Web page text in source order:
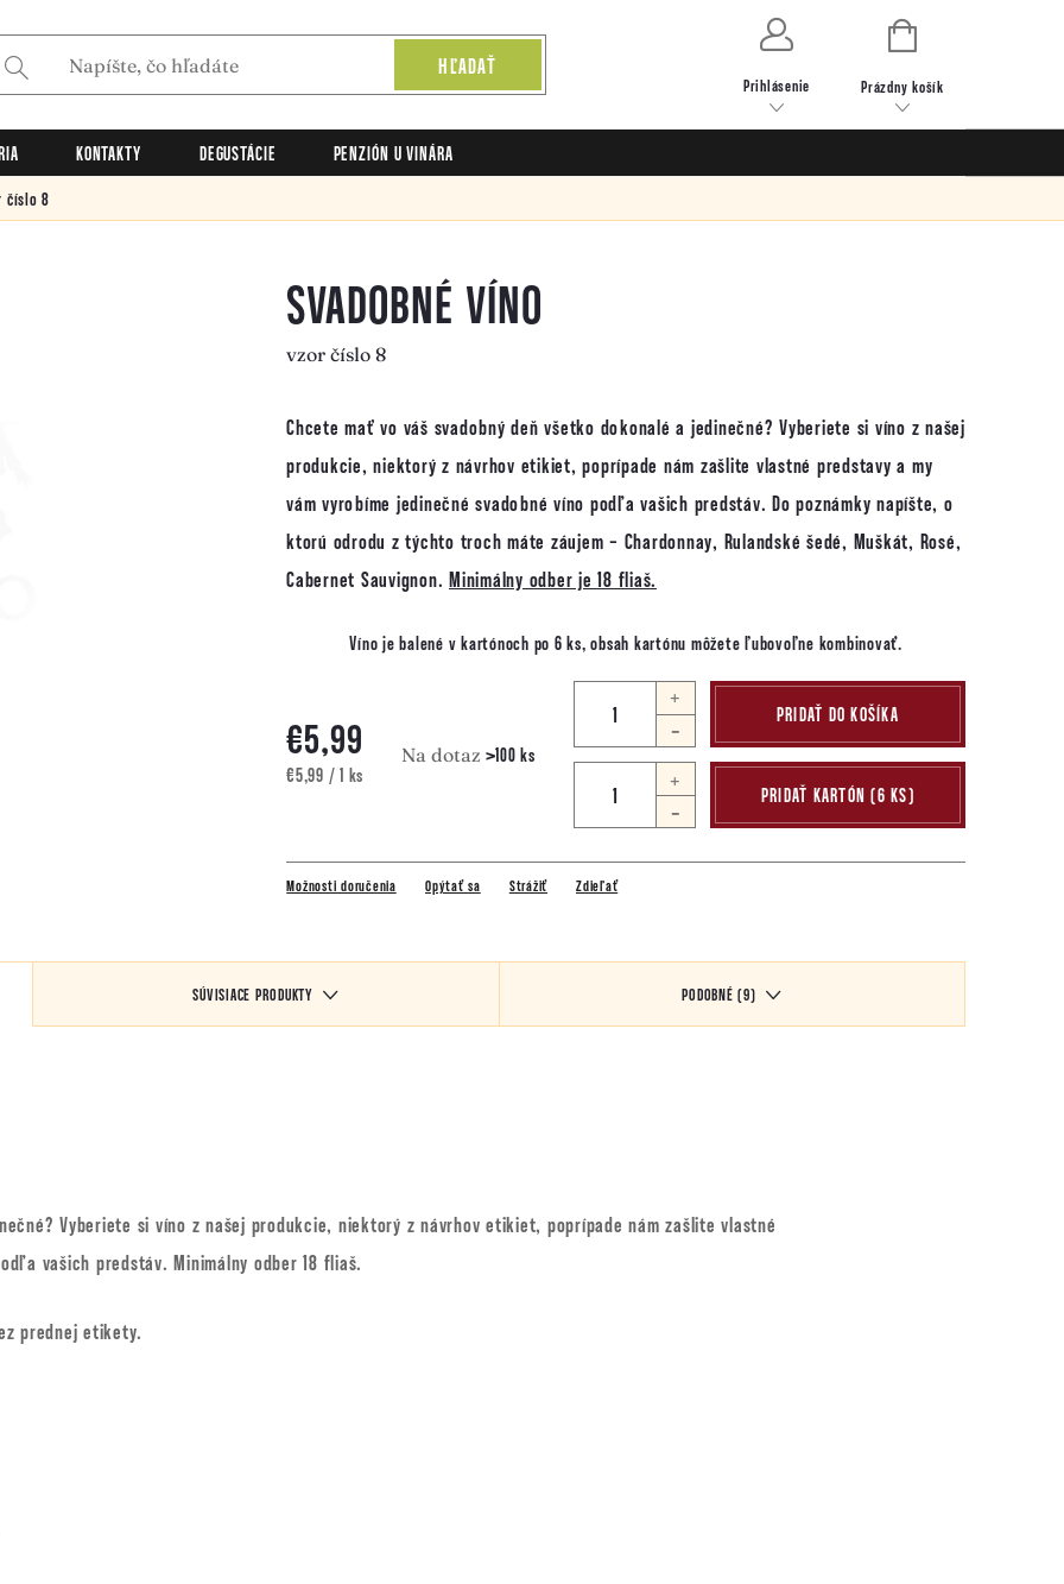
HĽADAŤ
Prihlásenie
NÁKUPNÝ
Prázdny košík
KONTAKTY DEGUSTÁCIE PENZIÓN U VINÁRA
číslo 8
SVADOBNÉ VÍNO
vzor číslo 8
Chcete mať vo váš svadobný deň všetko dokonalé a jedinečné? Vyberiete si víno z našej
produkcie, niektorý z návrhov etikiet, poprípade nám zašlite vlastné predstavy a my
vám vyrobíme jedinečné svadobné víno podľa vašich predstáv. Do poznámky napíšte, o
ktorú odrodu z týchto troch máte záujem - Chardonnay, Rulandské šedé, Muškát, Rosé,
Cabernet Sauvignon. Minimálny odber je 18 fliaš.
Víno je balené v kartónoch po 6 ks, obsah kartónu môžete ľubovoľne kombinovať.
€5,99
Jednotková
€5,99 / 1 ks
Na dotaz >100 ks
PRIDAŤ DO KOŠÍKA
+
-
PRIDAŤ KARTÓN (6 KS)
Možnosti doručenia Opýtať sa Strážiť Zdieľať
SÚVISIACE PRODUKTY PODOBNÉ (9)
Vyberiete si víno z našej produkcie, niektorý z návrhov etikiet, poprípade nám zašlite vlastné
vašich predstáv. Minimálny odber 18 fliaš.
prednej etikety.